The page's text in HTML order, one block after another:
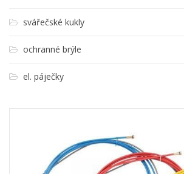
svářečské kukly
ochranné brýle
el. páječky